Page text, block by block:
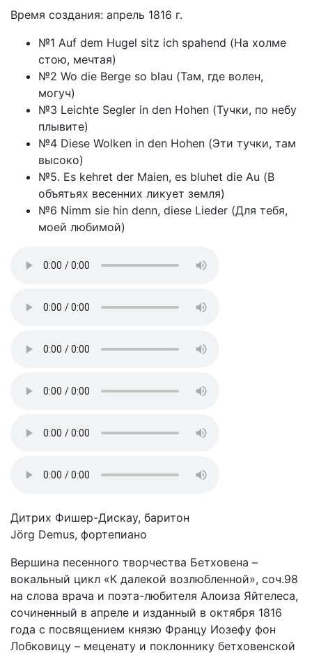
Время создания: апрель 1816 г.
№1 Auf dem Hugel sitz ich spahend (На холме
стою, мечтая)
№2 Wo die Berge so blau (Там, где волен,
могуч)
№3 Leichte Segler in den Hohen (Тучки, по небу
плывите)
№4 Diese Wolken in den Hohen (Эти тучки, там
высоко)
№5. Es kehret der Maien, es bluhet die Au (В
объятьях весенних ликует земля)
№6 Nimm sie hin denn, diese Lieder (Для тебя,
моей любимой)
Дитрих Фишер-Дискау, баритон
Jörg Demus, фортепиано
Вершина песенного творчества Бетховена –
вокальный цикл «К далекой возлюбленной», соч.98
на слова врача и поэта-любителя Алоиза Яйтелеса,
сочиненный в апреле и изданный в октября 1816
года с посвящением князю Францу Иозефу фон
Лобковицу – меценату и поклоннику бетховенской